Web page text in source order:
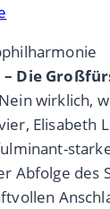
– Die
wirklich,
Elisabeth
Abfolge des